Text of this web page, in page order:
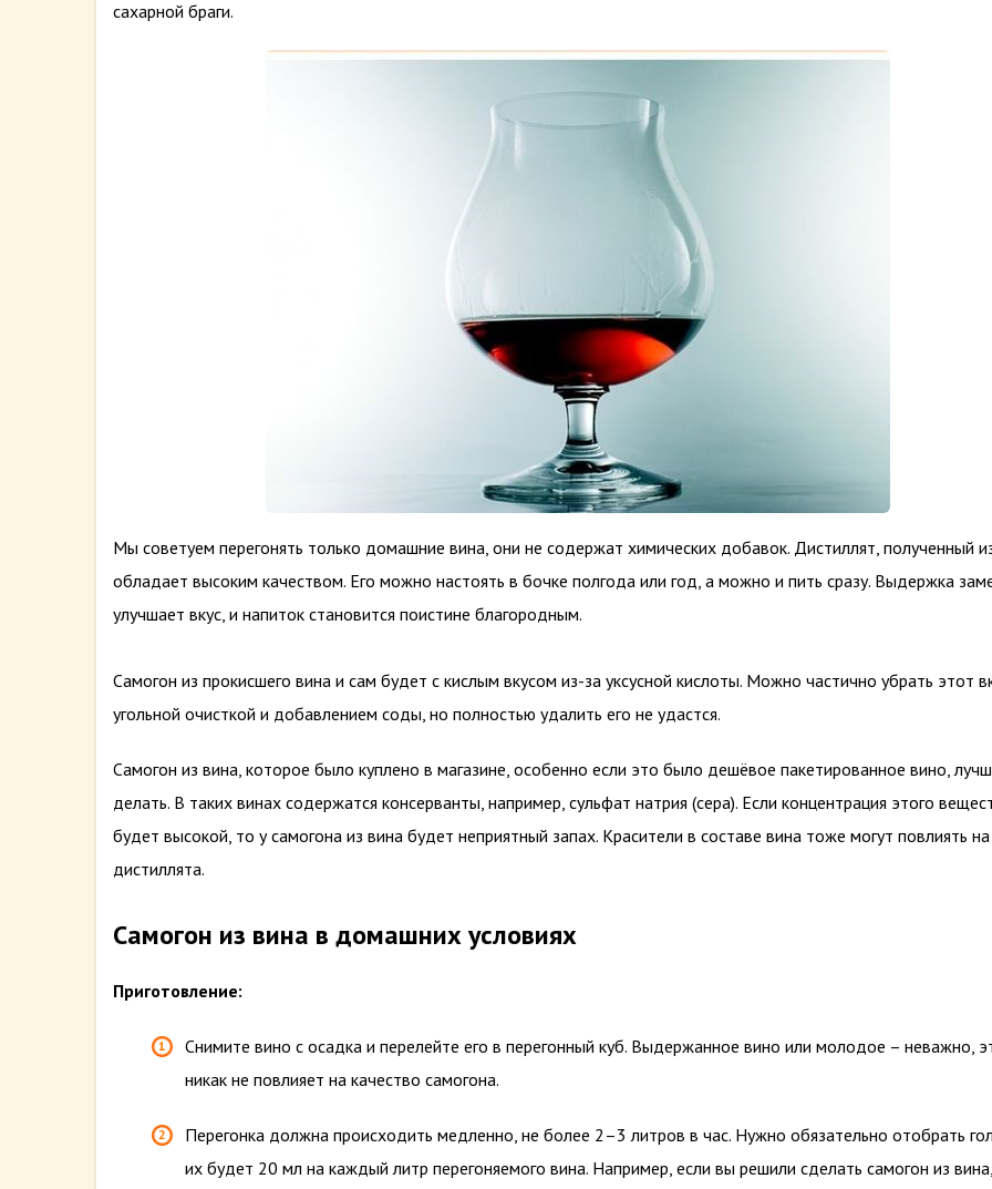
сахарной браги.
Мы советуем перегонять только домашние вина, они не содержат химических добавок. Дистиллят, полученный
обладает высоким качеством. Его можно настоять в бочке полгода или год, а можно и пить сразу. Выдержка
улучшает вкус, и напиток становится поистине благородным.
Самогон из прокисшего вина и сам будет с кислым вкусом из-за уксусной кислоты. Можно частично убрать этот
угольной очисткой и добавлением соды, но полностью удалить его не удастся.
Самогон из вина, которое было куплено в магазине, особенно если это было дешёвое пакетированное вино,
делать. В таких винах содержатся консерванты, например, сульфат натрия (сера). Если концентрация этого
будет высокой, то у самогона из вина будет неприятный запах. Красители в составе вина тоже могут повлиять на
дистиллята.
Самогон из вина в домашних условиях
Приготовление:
Снимите вино с осадка и перелейте его в перегонный куб. Выдержанное вино или молодое – неважно,
никак не повлияет на качество самогона.
Перегонка должна происходить медленно, не более 2–3 литров в час. Нужно обязательно отобрать
их будет 20 мл на каждый литр перегоняемого вина. Например, если вы решили сделать самогон из вина,